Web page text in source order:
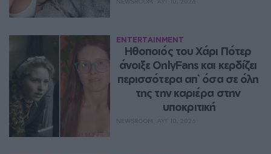
ENTERTAINMENT
Ηθοποιός του Χάρι Πότερ
άνοιξε OnlyFans και κερδίζει
περισσότερα απ` όσα σε όλη
της την καριέρα στην
υποκριτική